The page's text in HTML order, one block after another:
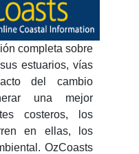
completa sobre
estuarios, vías
del cambio
una mejor
costeros, los
en ellas, los
OzCoasts